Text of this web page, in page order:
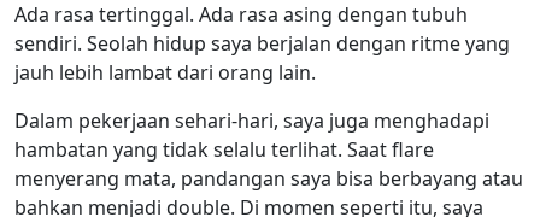
Ada rasa tertinggal. Ada rasa asing dengan tubuh
sendiri. Seolah hidup saya berjalan dengan ritme yang
jauh lebih lambat dari orang lain.
Dalam pekerjaan sehari-hari, saya juga menghadapi
hambatan yang tidak selalu terlihat. Saat flare
menyerang mata, pandangan saya bisa berbayang atau
bahkan menjadi double. Di momen seperti itu, saya